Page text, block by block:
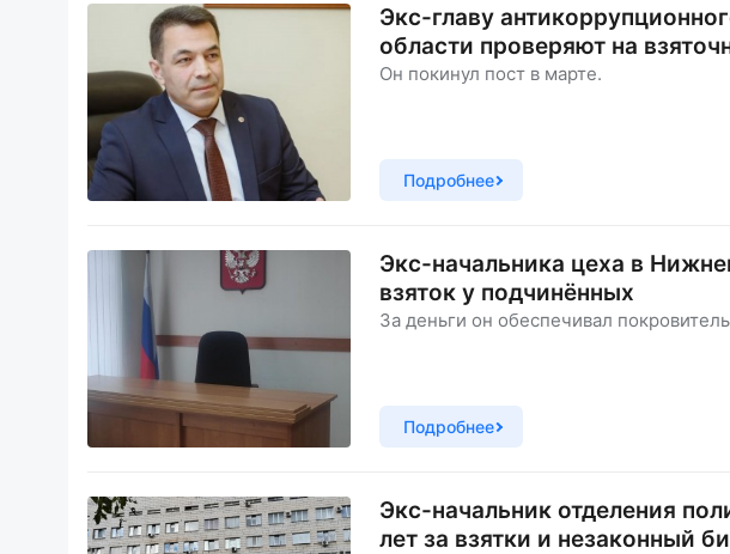
Экс-главу
области проверяют на
Он покинул пост в марте.
Подробнее
Экс-начальника цеха в
взяток у подчинённых
За деньги он обеспечивал
Подробнее
Экс-начальник отделения
лет за взятки и незаконный